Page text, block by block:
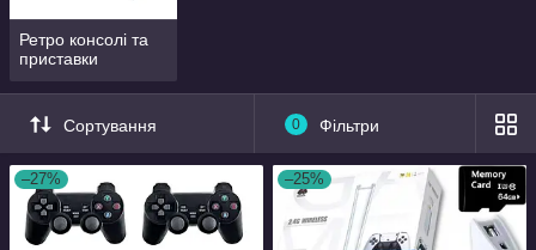
Ретро консолі та
приставки
Сортування 0 Фільтри
–27% –25%